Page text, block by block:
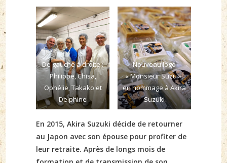
De gauche à droite :
Philippe, Chisa,
Ophélie, Takako et
Delphine
Nouveau logo
« Monsieur Suzu »,
en hommage à Akira
Suzuki
En 2015, Akira Suzuki décide de retourner
au Japon avec son épouse pour profiter de
leur retraite. Après de longs mois de